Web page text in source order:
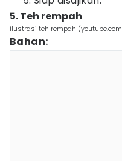
5. Teh rempah
ilustrasi teh rempah
Bahan:⁣